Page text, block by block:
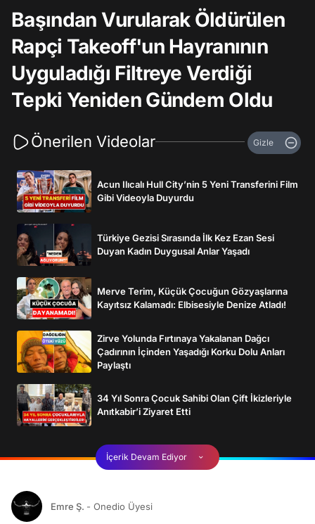
Başından Vurularak Öldürülen
Rapçi Takeoff'un Hayranının
Uyguladığı Filtreye Verdiği
Tepki Yeniden Gündem Oldu
Önerilen Videolar Gizle
Acun Ilıcalı Hull City’nin 5 Yeni Transferini Film
Gibi Videoyla Duyurdu
Türkiye Gezisi Sırasında İlk Kez Ezan Sesi
Duyan Kadın Duygusal Anlar Yaşadı
Merve Terim, Küçük Çocuğun Gözyaşlarına
Kayıtsız Kalamadı: Elbisesiyle Denize Atladı!
Zirve Yolunda Fırtınaya Yakalanan Dağcı
Çadırının İçinden Yaşadığı Korku Dolu Anları
Paylaştı
34 Yıl Sonra Çocuk Sahibi Olan Çift İkizleriyle
Anıtkabir’i Ziyaret Etti
İçerik Devam Ediyor
Emre Ş. - Onedio Üyesi